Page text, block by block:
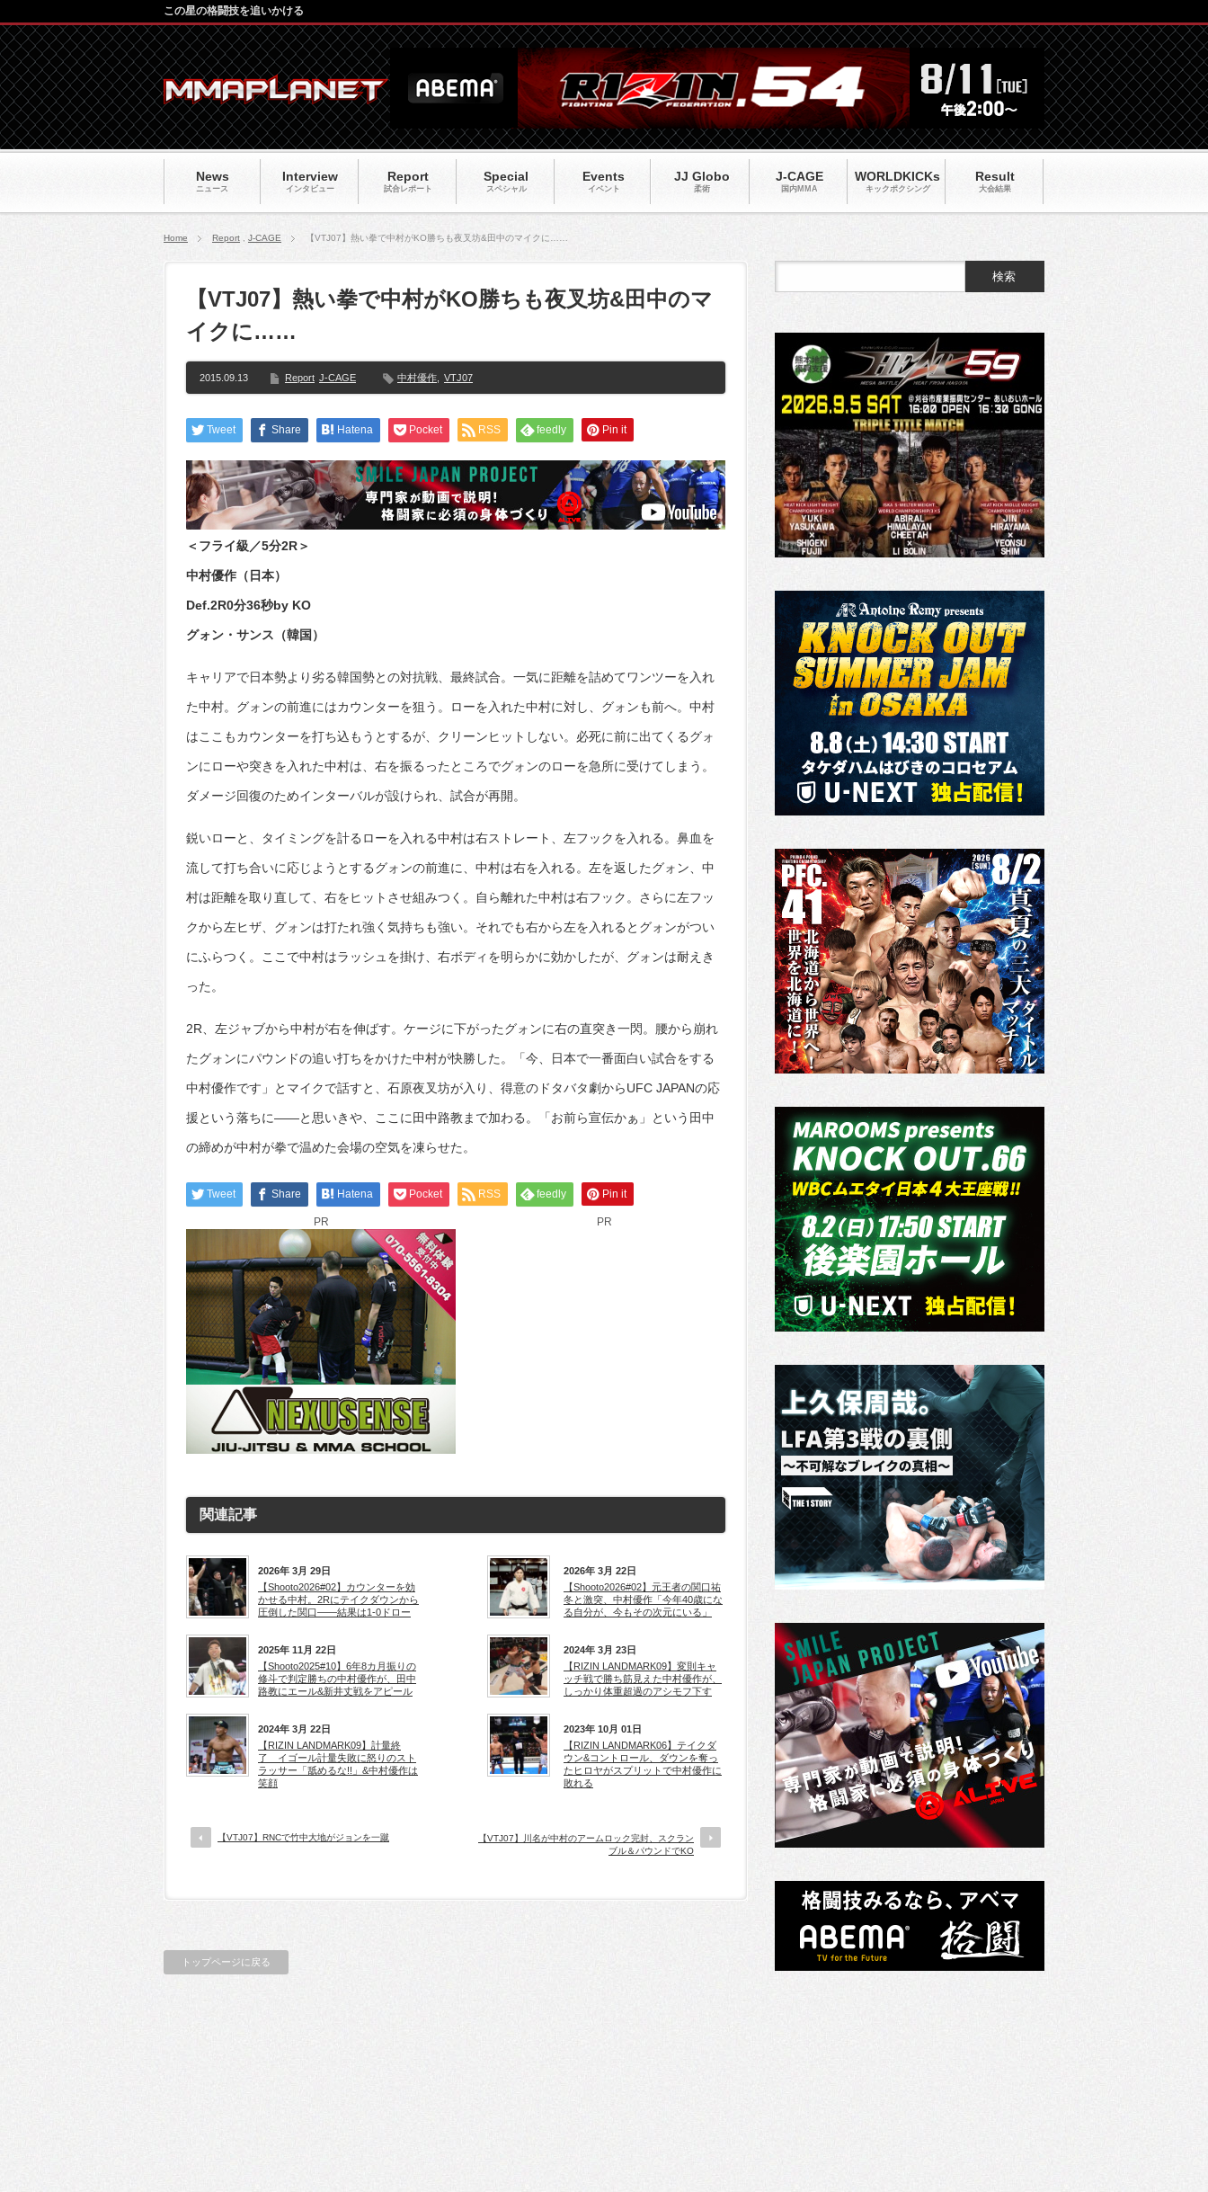
News
ニュース
Interview
インタビュー
Report
試合レポート
Special
スペシャル
Events
イベント
JJ Globo
柔術
J-CAGE
国内MMA
WORLDKICKs
キックポクシング
Result
大会結果
この星の格闘技を追いかける
Home Report J-CAGE 【VTJ07】熱い拳で中村がKO勝ちも夜叉坊&田中のマイクに……
【VTJ07】熱い拳で中村がKO勝ちも夜叉坊&田中のマ
イクに……
2015.09.13 Report J-CAGE 中村優作 VTJ07
Tweet Share Hatena Pocket RSS feedly Pin it
＜フライ級／5分2R＞
中村優作（日本）
Def.2R0分36秒by KO
グォン・サンス（韓国）
キャリアで日本勢より劣る韓国勢との対抗戦、最終試合。一気に距離を詰めてワンツーを入れ
た中村。グォンの前進にはカウンターを狙う。ローを入れた中村に対し、グォンも前へ。中村
はここもカウンターを打ち込もうとするが、クリーンヒットしない。必死に前に出てくるグォ
ンにローや突きを入れた中村は、右を振るったところでグォンのローを急所に受けてしまう。
ダメージ回復のためインターバルが設けられ、試合が再開。
鋭いローと、タイミングを計るローを入れる中村は右ストレート、左フックを入れる。鼻血を
流して打ち合いに応じようとするグォンの前進に、中村は右を入れる。左を返したグォン、中
村は距離を取り直して、右をヒットさせ組みつく。自ら離れた中村は右フック。さらに左フッ
クから左ヒザ、グォンは打たれ強く気持ちも強い。それでも右から左を入れるとグォンがつい
にふらつく。ここで中村はラッシュを掛け、右ボディを明らかに効かしたが、グォンは耐えき
った。
2R、左ジャブから中村が右を伸ばす。ケージに下がったグォンに右の直突き一閃。腰から崩れ
たグォンにパウンドの追い打ちをかけた中村が快勝した。「今、日本で一番面白い試合をする
中村優作です」とマイクで話すと、石原夜叉坊が入り、得意のドタバタ劇からUFC JAPANの応
援という落ちに――と思いきや、ここに田中路教まで加わる。「お前ら宣伝かぁ」という田中
の締めが中村が拳で温めた会場の空気を凍らせた。
Tweet Share Hatena Pocket RSS feedly Pin it
PR PR
関連記事
2026年 3月 29日
【Shooto2026#02】カウンターを効
かせる中村。2Rにテイクダウンから
圧倒した関口——結果は1-0ドロー
2026年 3月 22日
【Shooto2026#02】元王者の関口祐
冬と激突、中村優作「今年40歳にな
る自分が、今もその次元にいる」
2025年 11月 22日
【Shooto2025#10】6年8カ月振りの
修斗で判定勝ちの中村優作が、田中
路教にエール&新井丈戦をアピール
2024年 3月 23日
【RIZIN LANDMARK09】変則キャ
ッチ戦で勝ち筋見えた中村優作が、
しっかり体重超過のアシモフ下す
2024年 3月 22日
【RIZIN LANDMARK09】計量終
了 イゴール計量失敗に怒りのスト
ラッサー「舐めるな!!」&中村優作は
笑顔
2023年 10月 01日
【RIZIN LANDMARK06】テイクダ
ウン&コントロール、ダウンを奪っ
たヒロヤがスプリットで中村優作に
敗れる
【VTJ07】RNCで竹中大地がジョンを一蹴
【VTJ07】川名が中村のアームロック完封、スクラン
ブル＆パウンドでKO
トップページに戻る